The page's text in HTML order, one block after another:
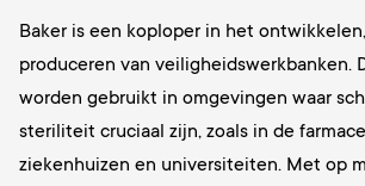
Baker is een koploper in het
produceren van veiligheidswerkbanken.
worden gebruikt in omgevingen waar
steriliteit cruciaal zijn, zoals in de
ziekenhuizen en universiteiten. Met op